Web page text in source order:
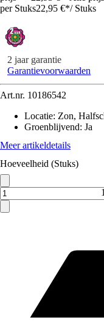
per Stuks22,95 €*/ Stuks
2 jaar garantie
Garantievoorwaarden
Art.nr. 10186542
Locatie: Zon,
Groenblijvend: Ja
Meer artikeldetails
Hoeveelheid (Stuks)